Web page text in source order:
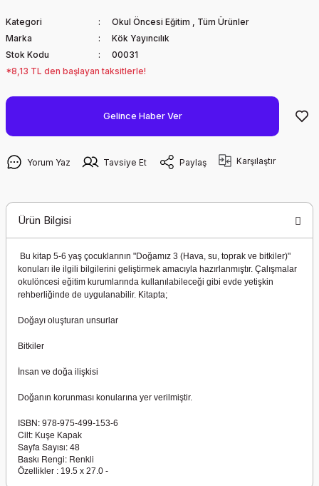
Kategori Okul Öncesi Eğitim , Tüm Ürünler
Marka
Kök Yayıncılık
Stok Kodu
00031
*8,13 TL den başlayan taksitlerle!
Gelince Haber Ver
Yorum Yaz Tavsiye Et Paylaş Karşılaştır
Ürün Bilgisi
Bu kitap 5-6 yaş çocuklarının "Doğamız 3 (Hava, su, toprak ve bitkiler)"
konuları ile ilgili bilgilerini geliştirmek amacıyla hazırlanmıştır. Çalışmalar
okulöncesi eğitim kurumlarında kullanılabileceği gibi evde yetişkin
rehberliğinde de uygulanabilir. Kitapta;
Doğayı oluşturan unsurlar
Bitkiler
İnsan ve doğa ilişkisi
Doğanın korunması konularına yer verilmiştir.
ISBN: 978-975-499-153-6
Cilt: Kuşe Kapak
Sayfa Sayısı: 48
Baskı Rengi: Renkli
Özellikler : 19.5 x 27.0 -